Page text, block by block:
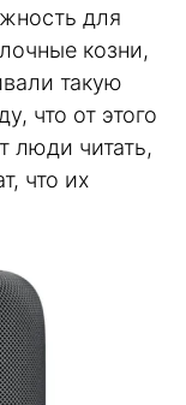
для
козни,
такую
что от этого
люди читать,
что их